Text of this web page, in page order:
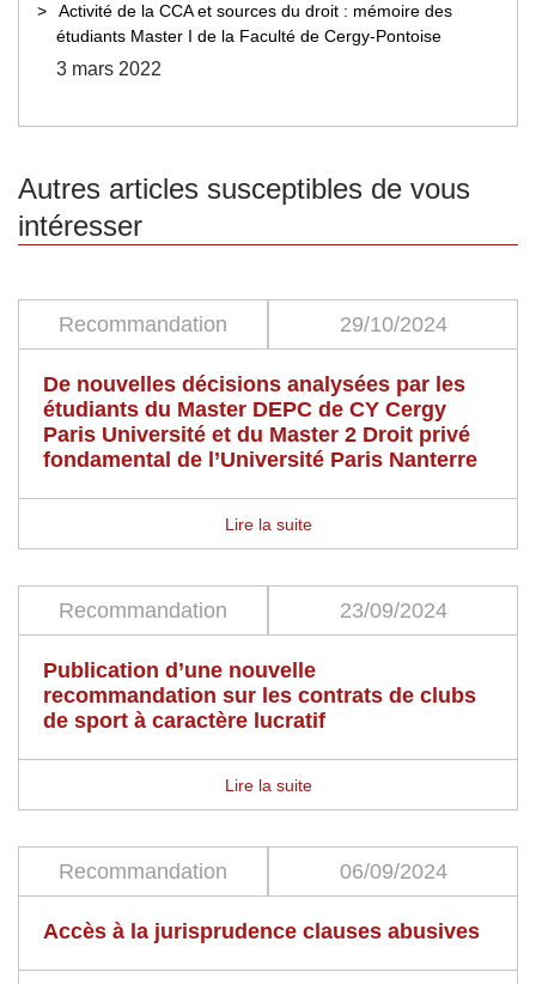
Activité de la CCA et sources du droit : mémoire des
étudiants Master I de la Faculté de Cergy-Pontoise
3 mars 2022
Autres articles susceptibles de vous
intéresser
Recommandation 29/10/2024
De nouvelles décisions analysées par les
étudiants du Master DEPC de CY Cergy
Paris Université et du Master 2 Droit privé
fondamental de l’Université Paris Nanterre
Lire la suite
Recommandation 23/09/2024
Publication d’une nouvelle
recommandation sur les contrats de clubs
de sport à caractère lucratif
Lire la suite
Recommandation 06/09/2024
Accès à la jurisprudence clauses abusives